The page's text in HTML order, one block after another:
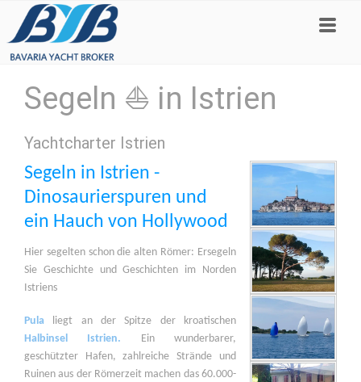
Segeln ⛵ in Istrien
Yachtcharter Istrien
Segeln in Istrien -
Dinosaurierspuren und
ein Hauch von Hollywood
Hier segelten schon die alten Römer: Ersegeln
Sie Geschichte und Geschichten im Norden
Istriens
Pula
liegt an der Spitze der kroatischen
Halbinsel Istrien. Ein wunderbarer,
geschützter Hafen, zahlreiche Strände und
Ruinen aus der Römerzeit machen das 60.000-